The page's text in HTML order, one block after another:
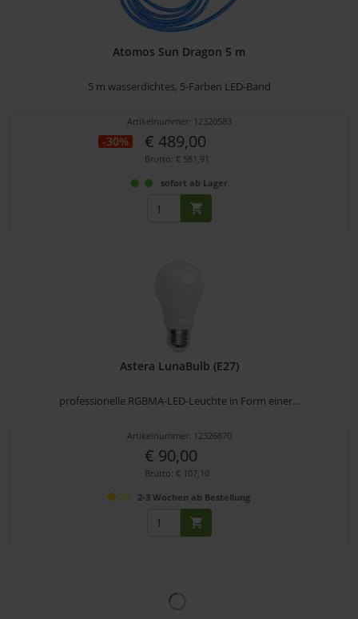
Atomos Sun Dragon 5 m
5 m wasserdichtes, 5-Farben LED-Band
Artikelnummer: 12320583
-30% € 489,00
Brutto: € 581,91
sofort ab Lager
Astera LunaBulb (E27)
professionelle RGBMA-LED-Leuchte in Form einer...
Artikelnummer: 12326870
€ 90,00
Brutto: € 107,10
2-3 Wochen ab Bestellung